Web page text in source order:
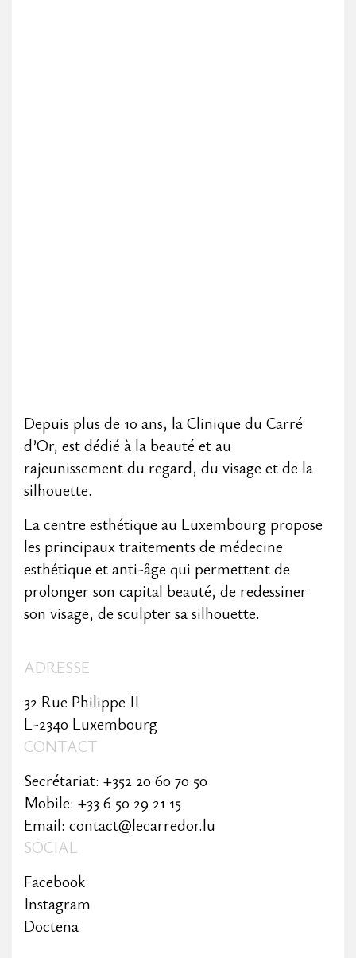
Depuis plus de 10 ans, la Clinique du Carré
d’Or, est dédié à la beauté et au
rajeunissement du regard, du visage et de la
silhouette.
La centre esthétique au Luxembourg propose
les principaux traitements de médecine
esthétique et anti-âge qui permettent de
prolonger son capital beauté, de redessiner
son visage, de sculpter sa silhouette.
ADRESSE
32 Rue Philippe II
L-2340 Luxembourg
CONTACT
Secrétariat: +352 20 60 70 50
Mobile: +33 6 50 29 21 15
Email: contact@lecarredor.lu
SOCIAL
Facebook
Instagram
Doctena